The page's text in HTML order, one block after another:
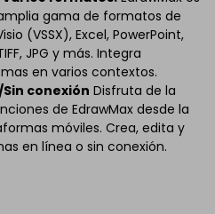
gama de formatos de
(VSSX), Excel, PowerPoint,
JPG y más. Integra
en varios contextos.
conexión Disfruta de la
de EdrawMax desde la
móviles. Crea, edita y
en línea o sin conexión.